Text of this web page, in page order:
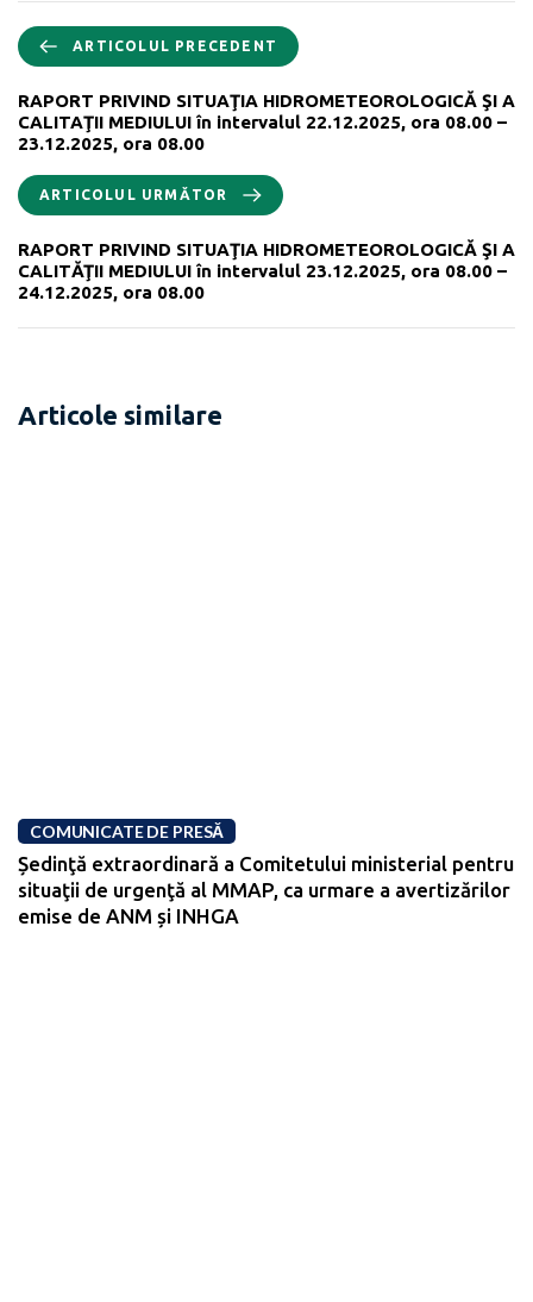
ARTICOLUL PRECEDENT
RAPORT PRIVIND SITUAŢIA HIDROMETEOROLOGICĂ ŞI A
CALITAŢII MEDIULUI în intervalul 22.12.2025, ora 08.00 –
23.12.2025, ora 08.00
ARTICOLUL URMĂTOR
RAPORT PRIVIND SITUAŢIA HIDROMETEOROLOGICĂ ŞI A
CALITĂŢII MEDIULUI în intervalul 23.12.2025, ora 08.00 –
24.12.2025, ora 08.00
Articole similare
COMUNICATE DE PRESĂ
Ședinţă extraordinară a Comitetului ministerial pentru
situaţii de urgenţă al MMAP, ca urmare a avertizărilor
emise de ANM și INHGA